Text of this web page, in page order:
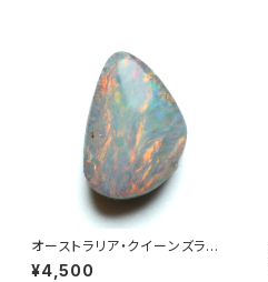
オーストラリア・クイーンズラン
ド産ボルダーオパール 0.52ct
¥4,500